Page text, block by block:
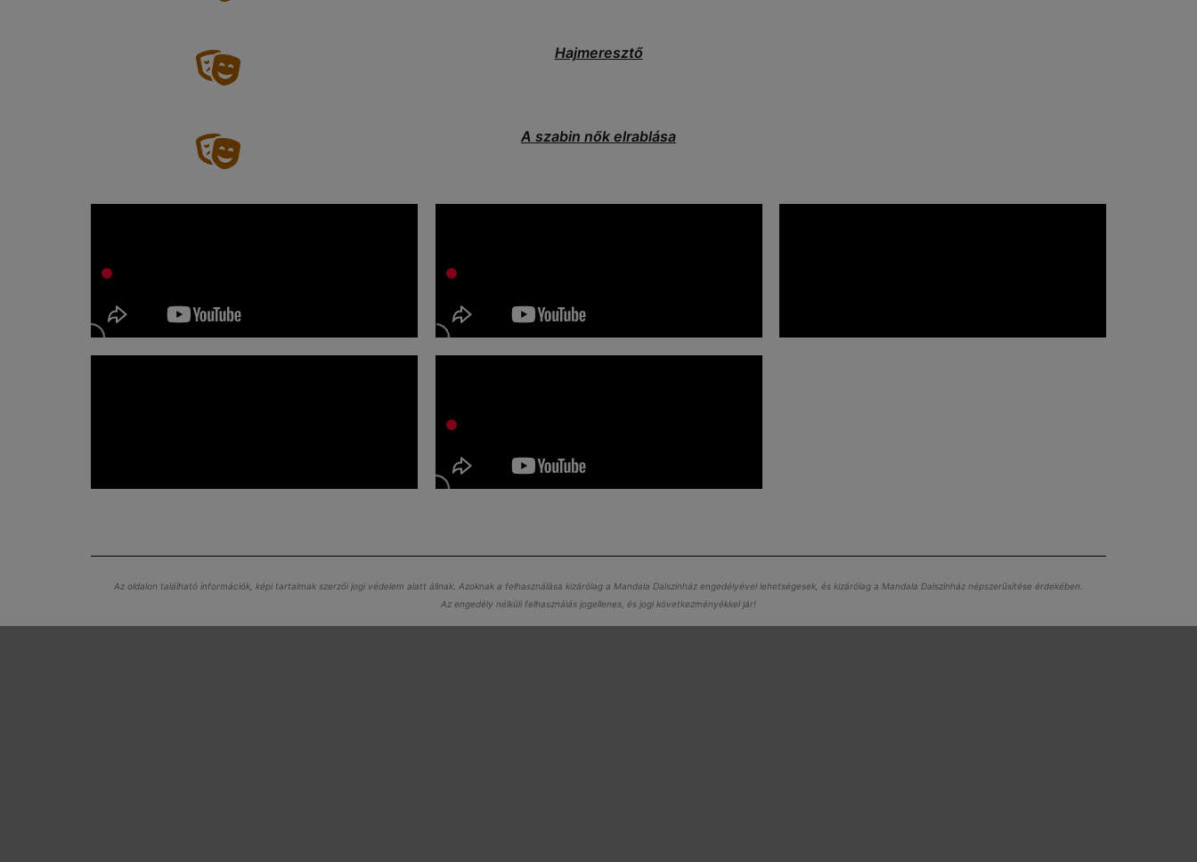
Hajmeresztő
A szabin nők elrablása
Az oldalon található információk, képi tartalmak szerzői jogi védelem alatt állnak. Azoknak a felhasználása kizárólag a Mandala Dalszínház engedélyével lehetségesek, és kizárólag a Mandala Dalszínház népszerűsítése érdekében.
Az engedély nélküli felhasználás jogellenes, és jogi következményékkel jár!